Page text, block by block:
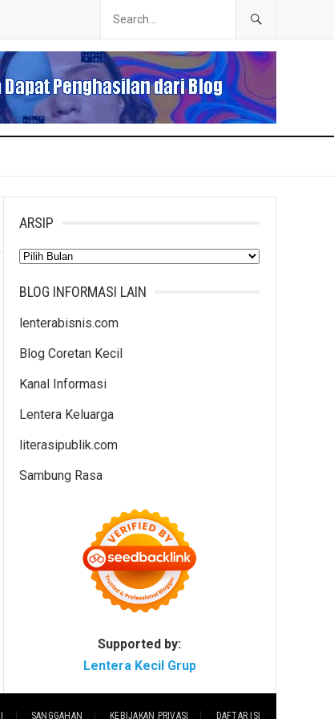
ARSIP
Arsip
BLOG INFORMASI LAIN
lenterabisnis.com
Blog Coretan Kecil
Kanal Informasi
Lentera Keluarga
literasipublik.com
Sambung Rasa
Supported by:
Lentera Kecil Grup
SANGGAHAN KEBIJAKAN PRIVASI DAFTAR ISI